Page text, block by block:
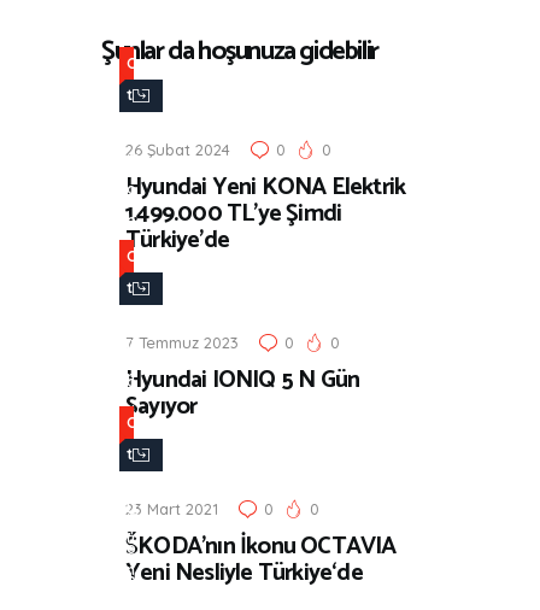
Şunlar da hoşunuza gidebilir
O
t
m
o
b
i
l
ü
n
y
a
s
ı
26 Şubat 2024 0 0
Hyundai Yeni KONA Elektrik
1.499.000 TL’ye Şimdi
Türkiye’de
O
t
m
o
b
i
l
D
ü
n
7 Temmuz 2023 0 0
Hyundai IONIQ 5 N Gün
Sayıyor
O
t
m
o
b
23 Mart 2021 0 0
ŠKODA’nın İkonu OCTAVIA
Yeni Nesliyle Türkiye‘de